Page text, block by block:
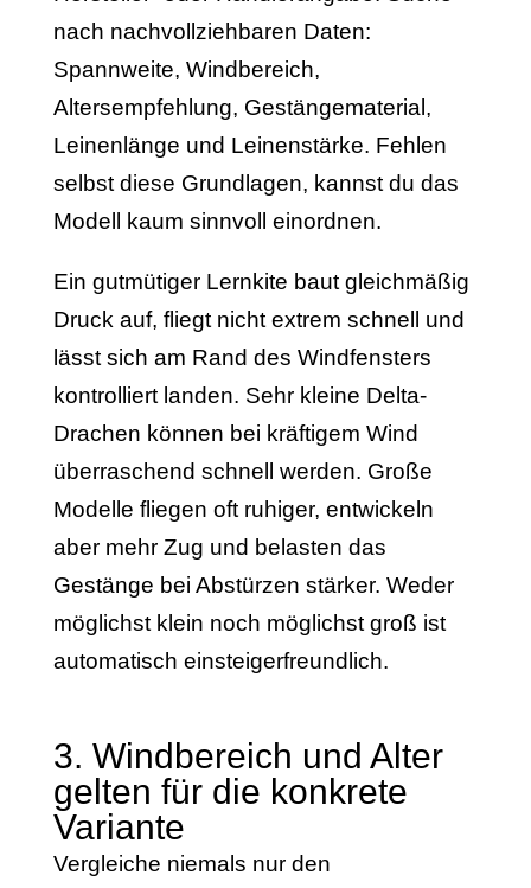
nach nachvollziehbaren Daten:
Spannweite, Windbereich,
Altersempfehlung, Gestängematerial,
Leinenlänge und Leinenstärke. Fehlen
selbst diese Grundlagen, kannst du das
Modell kaum sinnvoll einordnen.
Ein gutmütiger Lernkite baut gleichmäßig
Druck auf, fliegt nicht extrem schnell und
lässt sich am Rand des Windfensters
kontrolliert landen. Sehr kleine Delta-
Drachen können bei kräftigem Wind
überraschend schnell werden. Große
Modelle fliegen oft ruhiger, entwickeln
aber mehr Zug und belasten das
Gestänge bei Abstürzen stärker. Weder
möglichst klein noch möglichst groß ist
automatisch einsteigerfreundlich.
3. Windbereich und Alter
gelten für die konkrete
Variante
Vergleiche niemals nur den